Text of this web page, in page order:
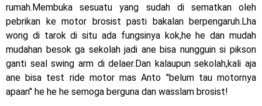
rumah.Membuka sesuatu yang sudah di sematkan oleh
pebrikan ke motor brosist pasti bakalan berpengaruh.Lha
wong di tarok di situ ada fungsinya kok,he he dan mudah
mudahan besok ga sekolah jadi ane bisa nungguin si pikson
ganti seal swing arm di delaer.Dan kalaupun sekolah,kali aja
ane bisa test ride motor mas Anto "belum tau motornya
apaan" he he he semoga berguna dan wasslam brosist!